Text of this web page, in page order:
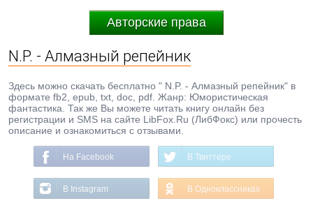
Авторские права
N.P. - Алмазный репейник
Здесь можно скачать бесплатно " N.P. - Алмазный репейник" в
формате fb2, epub, txt, doc, pdf. Жанр: Юмористическая
фантастика. Так же Вы можете читать книгу онлайн без
регистрации и SMS на сайте LibFox.Ru (ЛибФокс) или прочесть
описание и ознакомиться с отзывами.
На Facebook В Твиттере
В Instagram В Одноклассниках